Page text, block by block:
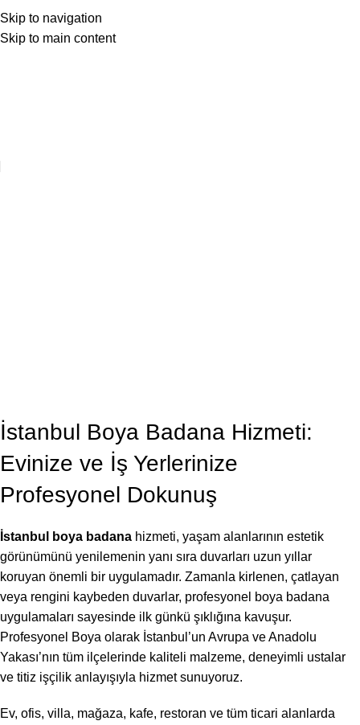
Skip to navigation
Skip to main content
İstanbul Boya Badana Hizmeti:
Evinize ve İş Yerlerinize
Profesyonel Dokunuş
İstanbul boya badana hizmeti, yaşam alanlarının estetik
görünümünü yenilemenin yanı sıra duvarları uzun yıllar
koruyan önemli bir uygulamadır. Zamanla kirlenen, çatlayan
veya rengini kaybeden duvarlar, profesyonel boya badana
uygulamaları sayesinde ilk günkü şıklığına kavuşur.
Profesyonel Boya olarak İstanbul’un Avrupa ve Anadolu
Yakası’nın tüm ilçelerinde kaliteli malzeme, deneyimli ustalar
ve titiz işçilik anlayışıyla hizmet sunuyoruz.
Ev, ofis, villa, mağaza, kafe, restoran ve tüm ticari alanlarda